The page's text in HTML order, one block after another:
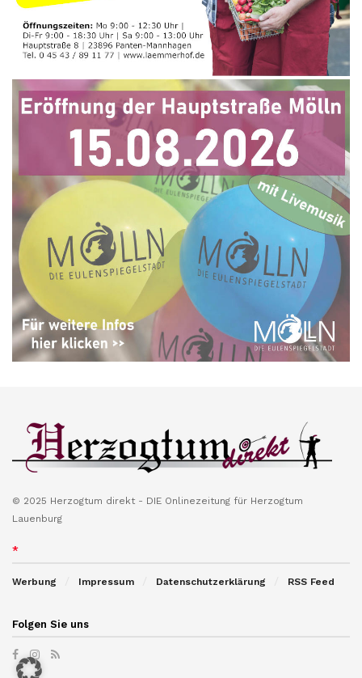
© 2025 Herzogtum direkt - DIE Onlinezeitung für Herzogtum
Lauenburg
*
Werbung Impressum Datenschutzerklärung RSS Feed
Folgen Sie uns